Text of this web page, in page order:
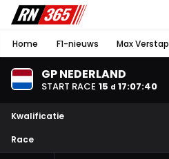
Home F1-nieuws Max
GP NEDERLAND
START RACE 15 d 17:07:39
Kwalificatie
Race